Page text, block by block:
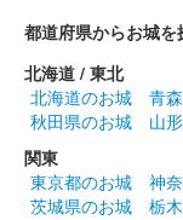
販売終了
長野剛氏のイラスト
小幡城 御城
100枚限定
都道府県からお城を
北海道 / 東北
北海道のお城
青
秋田県のお城
山
関東
東京都のお城
神
茨城県のお城
栃